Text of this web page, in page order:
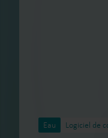
Eau Logiciel de